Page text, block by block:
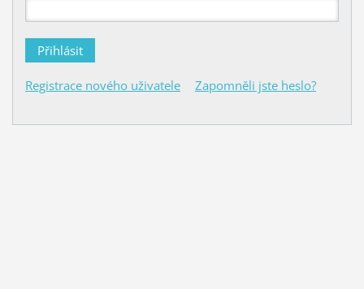
Registrace nového uživatele Zapomněli jste heslo?